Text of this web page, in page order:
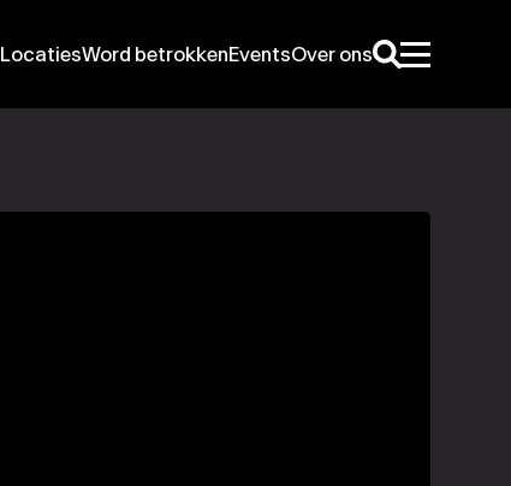
LocatiesWord betrokkenEventsOver ons